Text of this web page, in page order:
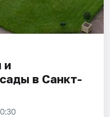
и
в Санкт-